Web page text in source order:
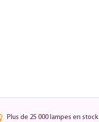
Plus de 25 000 lampes en stock